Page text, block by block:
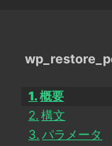
概要
構文
パラメータ